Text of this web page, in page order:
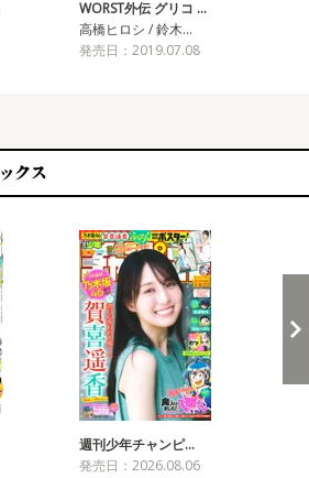
WORST外伝 グリコ …
高橋ヒロシ / 鈴木…
発売日：2019.07.08
週刊少年チャンピ…
発売日：2026.08.06